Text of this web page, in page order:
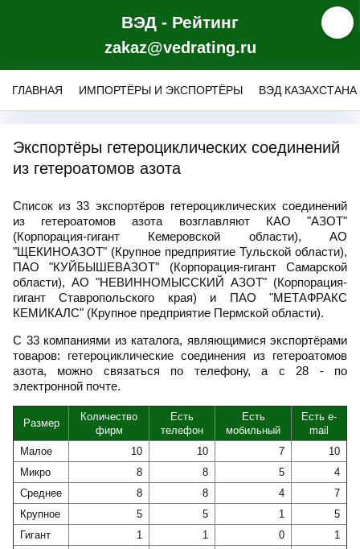
ВЭД - Рейтинг
zakaz@vedrating.ru
ГЛАВНАЯ ИМПОРТЁРЫ И ЭКСПОРТЁРЫ ВЭД КАЗАХСТАНА
Экспортёры гетероциклических соединений
из гетероатомов азота
Список из 33 экспортёров гетероциклических соединений
из гетероатомов азота возглавляют КАО "АЗОТ"
(Корпорация-гигант Кемеровской области), АО
"ЩЕКИНОАЗОТ" (Крупное предприятие Тульской области),
ПАО "КУЙБЫШЕВАЗОТ" (Корпорация-гигант Самарской
области), АО "НЕВИННОМЫССКИЙ АЗОТ" (Корпорация-
гигант Ставропольского края) и ПАО "МЕТАФРАКС
КЕМИКАЛС" (Крупное предприятие Пермской области).
С 33 компаниями из каталога, являющимися экспортёрами
товаров: гетероциклические соединения из гетероатомов
азота, можно связаться по телефону, а с 28 - по
электронной почте.
Размер
Количество
фирм
Есть
телефон
Есть
мобильный
Есть e-
mail
Малое
10 10 7
10
Микро
8 8 5
4
Среднее
8 8 4
7
Крупное
5 5 1
5
Гигант
1 1 0
1